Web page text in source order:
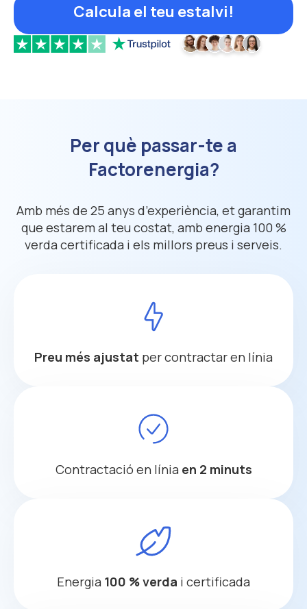
Calcula el teu estalvi!
Per què passar-te a
Factorenergia?
Amb més de 25 anys d’experiència, et garantim
que estarem al teu costat, amb energia 100 %
verda certificada i els millors preus i serveis.
Preu més ajustat per contractar en línia
Contractació en línia en 2 minuts
Energia 100 % verda i certificada